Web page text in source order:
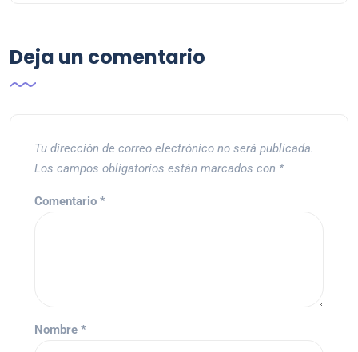
Deja un comentario
Tu dirección de correo electrónico no será publicada.
Los campos obligatorios están marcados con *
Comentario *
Nombre *